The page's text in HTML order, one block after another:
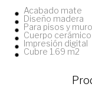
Acabado mate
Diseño madera
Para pisos y
Cuerpo cerámico
Impresión digital
Cubre 1.69 m2